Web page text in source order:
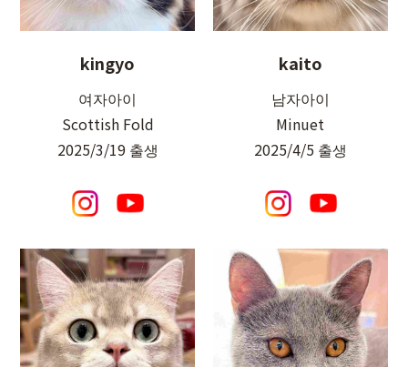
kingyo
여자아이
Scottish Fold
2025/3/19 출생
kaito
남자아이
Minuet
2025/4/5 출생